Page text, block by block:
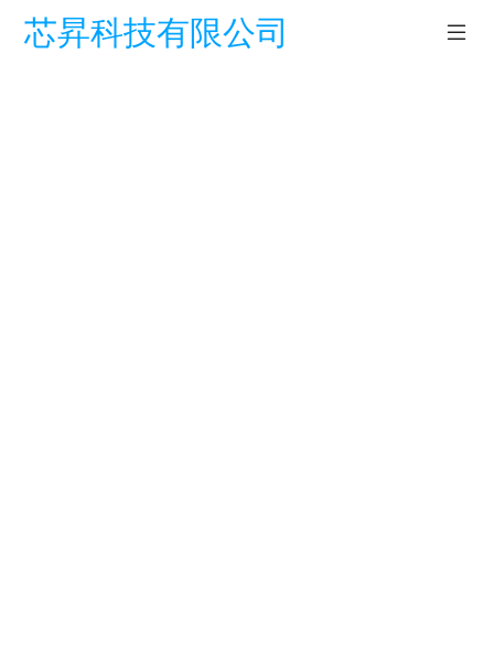
芯昇科技有限公司